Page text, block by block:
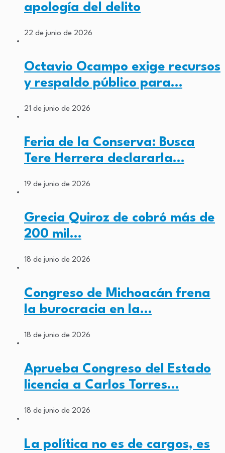
apología del delito
22 de junio de 2026
Octavio Ocampo exige recursos
y respaldo público para…
21 de junio de 2026
Feria de la Conserva: Busca
Tere Herrera declararla…
19 de junio de 2026
Grecia Quiroz de cobró más de
200 mil…
18 de junio de 2026
Congreso de Michoacán frena
la burocracia en la…
18 de junio de 2026
Aprueba Congreso del Estado
licencia a Carlos Torres…
18 de junio de 2026
La política no es de cargos, es